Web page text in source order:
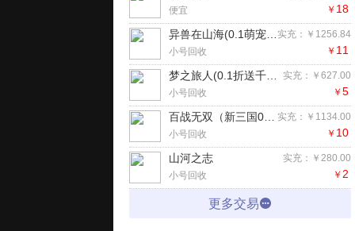
便宜 ￥ 18
实充：￥1256.84
异兽在山海(0.1萌宠仙侠高爆版)H5
小号回收 ￥ 11
实充：￥627.00
梦之旅人(0.1折送千抽)手游
小号回收 ￥ 5
实充：￥1134.00
百战无双（新三国0.05折每天送1万）手游
小号回收 ￥ 10
实充：￥280.00
山河之志
小号回收 ￥ 2
更多交易